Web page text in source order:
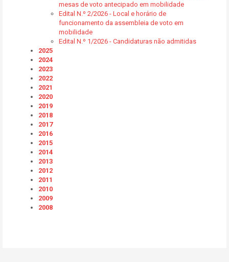
mesas de voto antecipado em mobilidade
Edital N.º 2/2026 - Local e horário de
funcionamento da assembleia de voto em
mobilidade
Edital N.º 1/2026 - Candidaturas não admitidas
2025
2024
2023
2022
2021
2020
2019
2018
2017
2016
2015
2014
2013
2012
2011
2010
2009
2008